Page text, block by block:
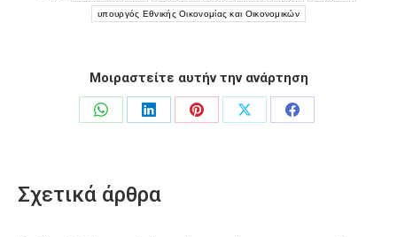
υπουργός Εθνικής Οικονομίας και Οικονομικών
Μοιραστείτε αυτήν την ανάρτηση
Share
Share
Share
Share
Share
Σχετικά άρθρα